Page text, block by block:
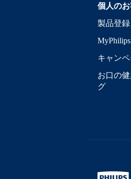
個人の
製品登録
キャン
お口の
グ